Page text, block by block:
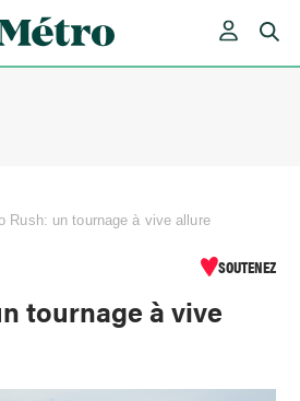
Rush: un tournage à vive allure
SOUTENEZ
tournage à vive